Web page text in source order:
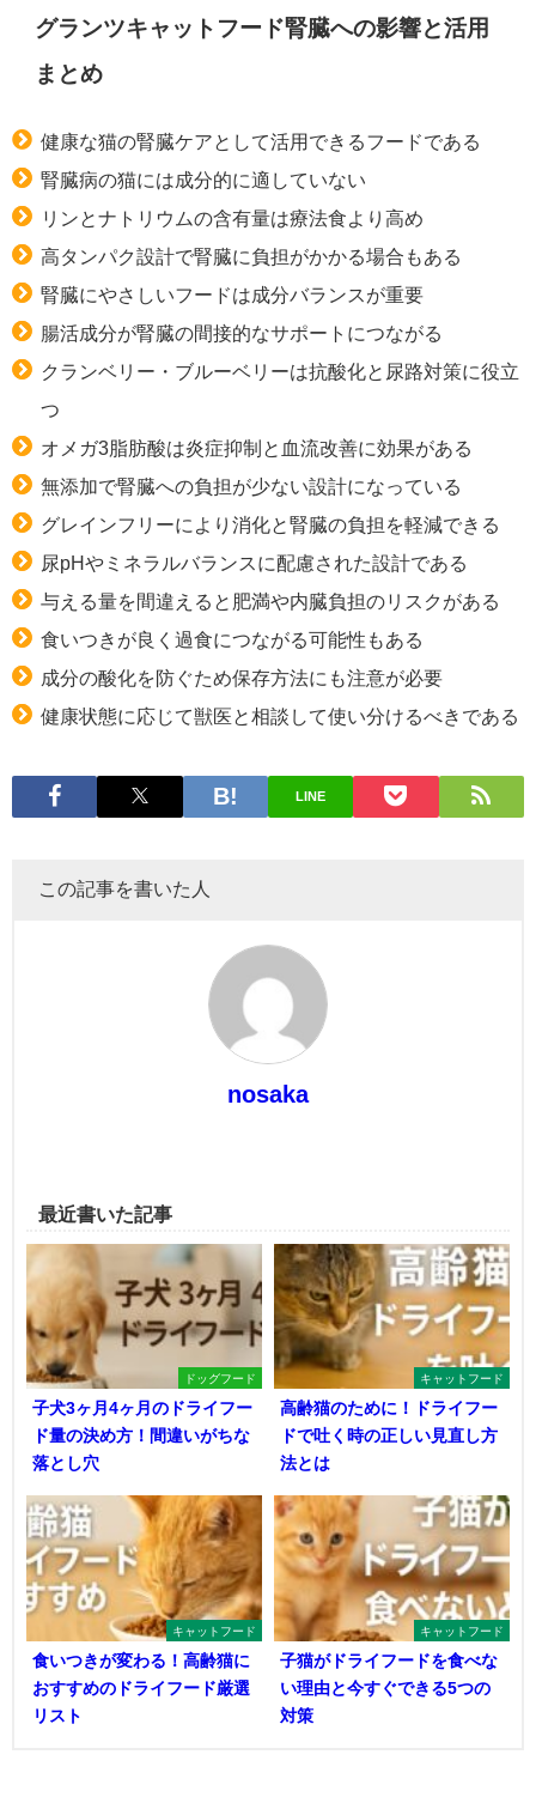
グランツキャットフード腎臓への影響と活用
まとめ
健康な猫の腎臓ケアとして活用できるフードである
腎臓病の猫には成分的に適していない
リンとナトリウムの含有量は療法食より高め
高タンパク設計で腎臓に負担がかかる場合もある
腎臓にやさしいフードは成分バランスが重要
腸活成分が腎臓の間接的なサポートにつながる
クランベリー・ブルーベリーは抗酸化と尿路対策に役立
つ
オメガ3脂肪酸は炎症抑制と血流改善に効果がある
無添加で腎臓への負担が少ない設計になっている
グレインフリーにより消化と腎臓の負担を軽減できる
尿pHやミネラルバランスに配慮された設計である
与える量を間違えると肥満や内臓負担のリスクがある
食いつきが良く過食につながる可能性もある
成分の酸化を防ぐため保存方法にも注意が必要
健康状態に応じて獣医と相談して使い分けるべきである
LINE
この記事を書いた人
nosaka
最近書いた記事
ドッグフード
子犬3ヶ月4ヶ月のドライフー
ド量の決め方！間違いがちな
落とし穴
キャットフード
高齢猫のために！ドライフー
ドで吐く時の正しい見直し方
法とは
キャットフード
食いつきが変わる！高齢猫に
おすすめのドライフード厳選
リスト
キャットフード
子猫がドライフードを食べな
い理由と今すぐできる5つの
対策